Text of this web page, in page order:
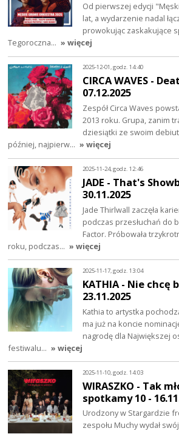
Od pierwszej edycji
lat, a wydarzenie nadal
prowokując zaskakujące
Tegoroczna… » więcej
2025-12-01, godz. 14:40
CIRCA WAVES -
07.12.2025
Zespół Circa Waves
2013 roku. Grupa, zanim
dziesiątki ze swoim
później, najpierw… » więcej
2025-11-24, godz. 12:46
JADE - That's
30.11.2025
Jade Thirlwall zaczęła
podczas przesłuchań do
Factor. Próbowała
roku, podczas… » więcej
2025-11-17, godz. 13:04
KATHIA - Nie chcę
23.11.2025
Kathia to artystka
ma już na koncie
nagrodę dla Największej
festiwalu… » więcej
2025-11-10, godz. 14:03
WIRASZKO - Tak
spotkamy 10 -
Urodzony w Stargardzie
zespołu Muchy wydał